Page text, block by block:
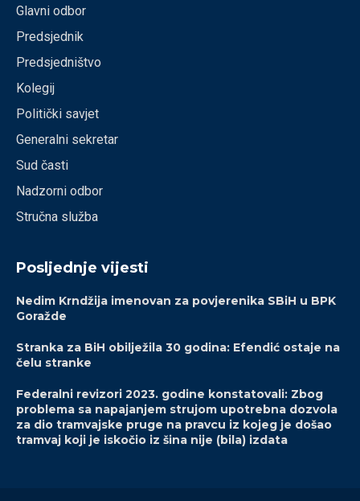
Glavni odbor
Predsjednik
Predsjedništvo
Kolegij
Politički savjet
Generalni sekretar
Sud časti
Nadzorni odbor
Stručna služba
Posljednje vijesti
Nedim Krndžija imenovan za povjerenika SBiH u BPK
Goražde
Stranka za BiH obilježila 30 godina: Efendić ostaje na
čelu stranke
Federalni revizori 2023. godine konstatovali: Zbog
problema sa napajanjem strujom upotrebna dozvola
za dio tramvajske pruge na pravcu iz kojeg je došao
tramvaj koji je iskočio iz šina nije (bila) izdata